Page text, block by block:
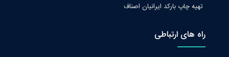
تهیه چاپ بارکد ایرانیان اصناف
راه های ارتباطی